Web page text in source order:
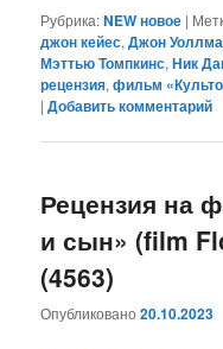
Рубрика:NEW новое |
джон кейес,Джон
Мэттью Томпкинс,Ник
рецензия,фильм
|Добавить комментарий
Рецензия на
и сын» (film
(4563)
Опубликовано20.10.2023